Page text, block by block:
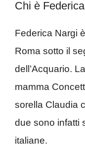
Chi è
Federica Nargi
Roma sotto il
dell’Acquario.
mamma
sorella Claudia
due sono infatti
italiane.